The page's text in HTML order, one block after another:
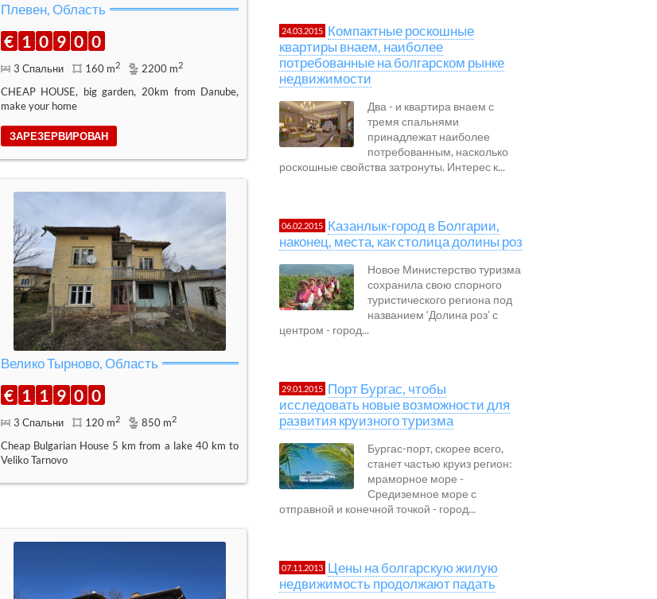
Плевен, Область
€ 1 0 9 0 0
3 Спальни 160 m2 2200 m2
CHEAP HOUSE, big garden, 20km from Danube,
make your home
ЗАРЕЗЕРВИРОВАН
Велико Тырново, Область
€ 1 1 9 0 0
3 Спальни 120 m2 850 m2
Cheap Bulgarian House 5 km from a lake 40 km to
Veliko Tarnovo
24.03.2015 Компактные роскошные
квартиры внаем, наиболее
потребованные на болгарском рынке
недвижимости
Два - и квартира внаем с
тремя спальнями
принадлежат наиболее
потребованным, насколько
роскошные свойства затронуты. Интерес к...
06.02.2015 Казанлык-город в Болгарии,
наконец, места, как столица долины роз
Новое Министерство туризма
сохранила свою спорного
туристического региона под
названием ‘Долина роз’ с
центром - город...
29.01.2015 Порт Бургас, чтобы
исследовать новые возможности для
развития круизного туризма
Бургас-порт, скорее всего,
станет частью круиз регион:
мраморное море -
Средиземное море с
отправной и конечной точкой - город...
07.11.2013 Цены на болгарскую жилую
недвижимость продолжают падать